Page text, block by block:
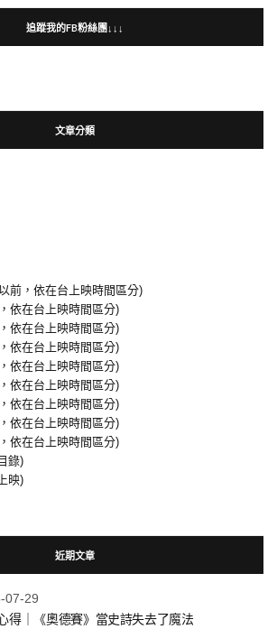
追蹤我的FB粉絲團↓↓↓
文章分類
前，依在台上映時間區分)
依在台上映時間區分)
依在台上映時間區分)
依在台上映時間區分)
依在台上映時間區分)
依在台上映時間區分)
依在台上映時間區分)
依在台上映時間區分)
依在台上映時間區分)
錄)
映)
近期文章
07-29
得｜《奧德賽》當史詩失去了魔法